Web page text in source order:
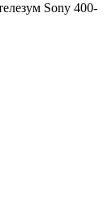
Sony 400-